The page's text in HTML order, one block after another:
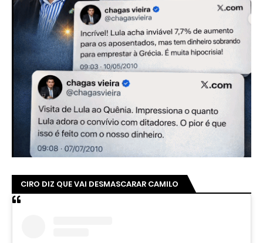
CIRO DIZ QUE VAI DESMASCARAR CAMILO